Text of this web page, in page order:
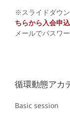
※スライドダウ
ちらから入会申
メールでパスワ
循環動態アカ
Basic